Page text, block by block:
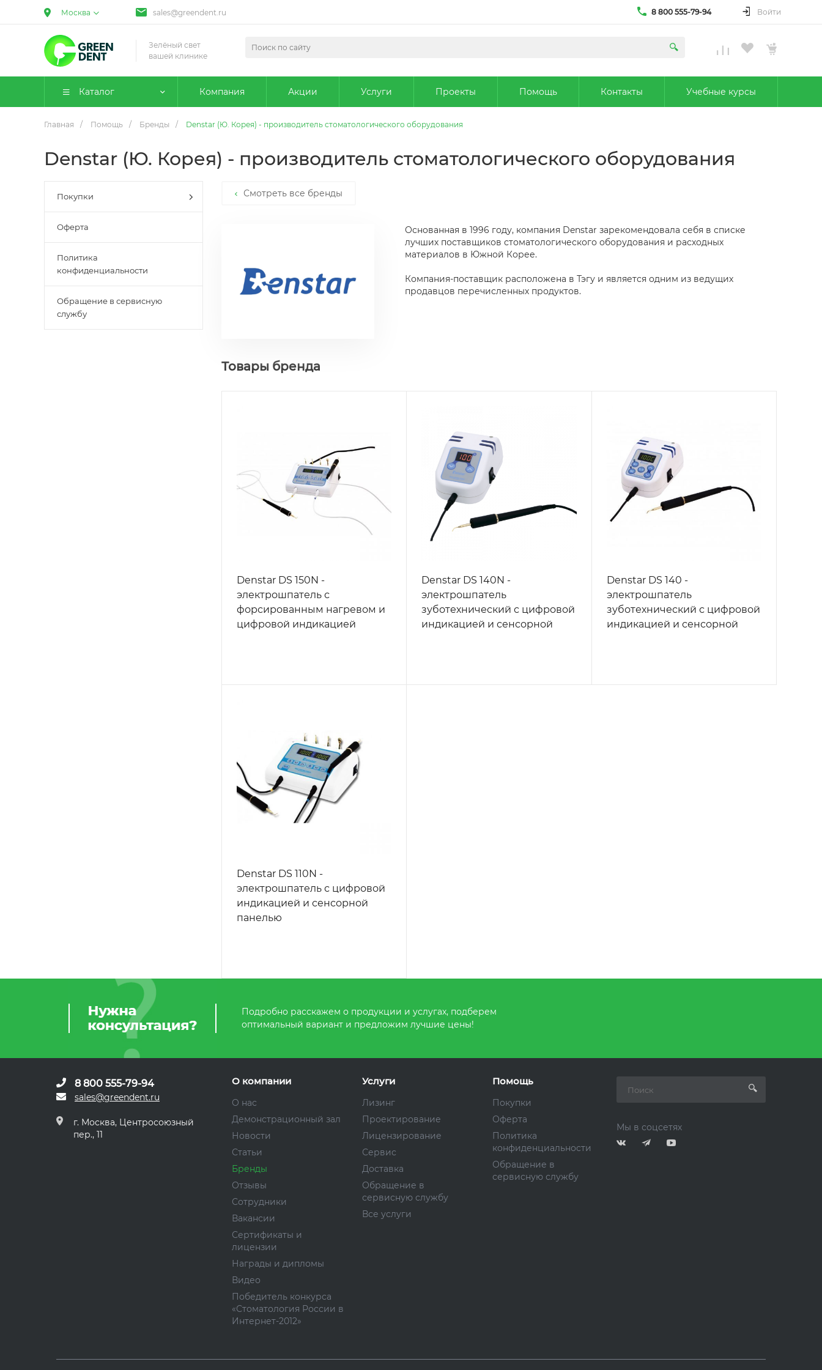
Москва sales@greendent.ru 8 800 555-79-94 Войти
Зелёный свет
вашей клинике
Каталог Компания Акции Услуги Проекты Помощь Контакты Учебные курсы
Главная / Помощь / Бренды / Denstar (Ю. Корея) - производитель стоматологического оборудования
Denstar (Ю. Корея) - производитель стоматологического оборудования
Покупки
Оферта
Политика
конфиденциальности
Обращение в сервисную
службу
Смотреть все бренды
Основанная в 1996 году, компания Denstar зарекомендовала себя в списке
лучших поставщиков стоматологического оборудования и расходных
материалов в Южной Корее.
Компания-поставщик расположена в Тэгу и является одним из ведущих
продавцов перечисленных продуктов.
Товары бренда
Denstar DS 150N -
электрошпатель с
форсированным нагревом и
цифровой индикацией
Denstar DS 140N -
электрошпатель
зуботехнический с цифровой
индикацией и сенсорной
Denstar DS 140 -
электрошпатель
зуботехнический с цифровой
индикацией и сенсорной
Denstar DS 110N -
электрошпатель с цифровой
индикацией и сенсорной
панелью
Подробно расскажем о продукции и услугах, подберем
оптимальный вариант и предложим лучшие цены!
8 800 555-79-94
sales@greendent.ru
г. Москва, Центросоюзный
пер., 11
О компании
О нас
Демонстрационный зал
Новости
Статьи
Бренды
Отзывы
Сотрудники
Вакансии
Сертификаты и
лицензии
Награды и дипломы
Видео
Победитель конкурса
«Стоматология России в
Интернет-2012»
Услуги
Лизинг
Проектирование
Лицензирование
Сервис
Доставка
Обращение в
сервисную службу
Все услуги
Помощь
Покупки
Оферта
Политика
конфиденциальности
Обращение в
сервисную службу
Мы в соцсетях